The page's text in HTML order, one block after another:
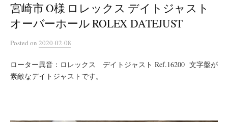
宮崎市 O様 ロレックス デイトジャスト
オーバーホール ROLEX DATEJUST
Posted on 2020-02-08
ローター異音：ロレックス デイトジャスト Ref.16200 文字盤が
素敵なデイトジャストです。